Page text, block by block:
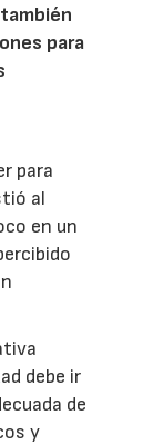
para
para
al
en un
debe ir
de
y